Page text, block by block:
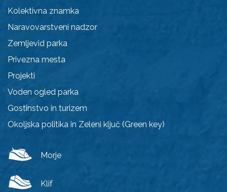
Kolektivna znamka
Naravovarstveni nadzor
Zemljevid parka
Privezna mesta
Projekti
Voden ogled parka
Gostinstvo in turizem
Okoljska politika in Zeleni ključ (Green key)
Morje
Klif